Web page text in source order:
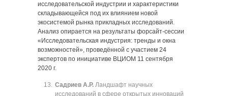
исследовательской индустрии и характеристики
складывающейся под их влиянием новой
экосистемой рынка прикладных исследований.
Анализ опирается на результаты форсайт-сессии
«Исследовательская индустрия: тренды и окна
возможностей», проведённой с участием 24
экспертов по инициативе ВЦИОМ 11 сентября
2020 г.
Садриев А.Р. Ландшафт научных
исследований в сфере открытых инноваций